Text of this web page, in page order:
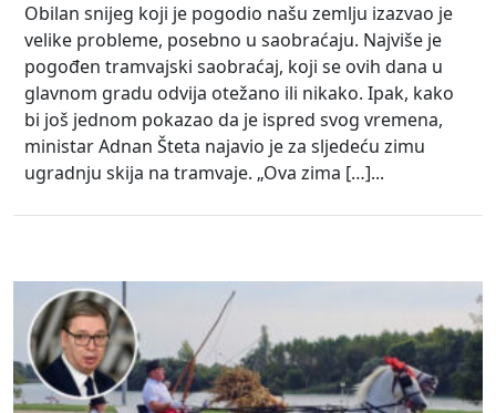
Obilan snijeg koji je pogodio našu zemlju izazvao je
velike probleme, posebno u saobraćaju. Najviše je
pogođen tramvajski saobraćaj, koji se ovih dana u
glavnom gradu odvija otežano ili nikako. Ipak, kako
bi još jednom pokazao da je ispred svog vremena,
ministar Adnan Šteta najavio je za sljedeću zimu
ugradnju skija na tramvaje. „Ova zima […]...